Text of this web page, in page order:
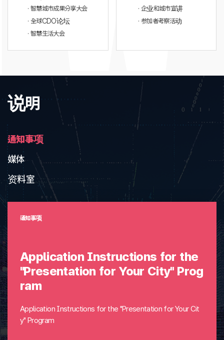
· 智慧城市成果分享大会
· 全球CDO论坛
· 智慧生活大会
· 企业和城市宣讲
· 参加者考察活动
说明
通知事项
通知事项
Application Instructions for the
"Presentation for Your City" Prog
ram
Application Instructions for the "Presentation for Your Cit
y" Program
媒体
资料室